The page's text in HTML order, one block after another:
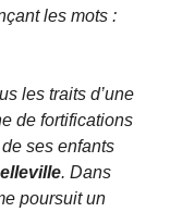
les mots :
les traits d’une
de fortifications
ses enfants
. Dans
poursuit un